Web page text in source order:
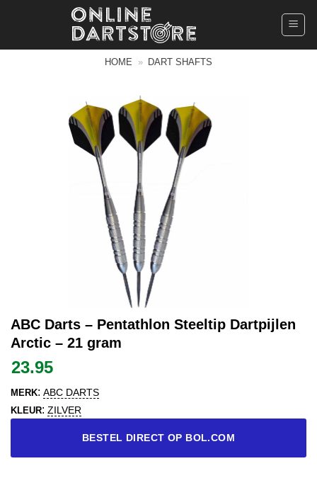
HOME » DART SHAFTS
ABC Darts – Pentathlon Steeltip Dartpijlen
Arctic – 21 gram
23.95
MERK: ABC DARTS
KLEUR: ZILVER
BESTEL DIRECT OP BOL.COM